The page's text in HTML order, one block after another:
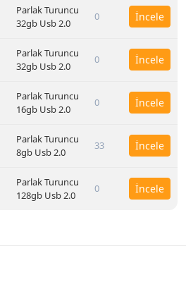
Parlak Turuncu
32gb Usb 2.0
0 İncele
Parlak Turuncu
32gb Usb 2.0
0 İncele
Parlak Turuncu
16gb Usb 2.0
0 İncele
Parlak Turuncu
8gb Usb 2.0
33 İncele
Parlak Turuncu
128gb Usb 2.0
0 İncele